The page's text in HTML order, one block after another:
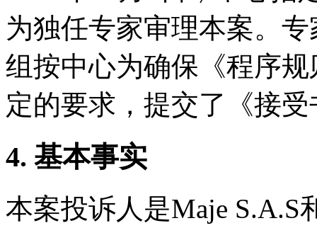
为独任专家审理本案。
组按中心为确保《程序
定的要求，提交了《接
4. 基本事实
本案投诉人是Maje S.A.S